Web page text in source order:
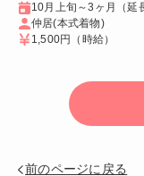
10月上旬～3ヶ月（延
仲居(本式着物)
1,500円
（時給）
前のページに戻る